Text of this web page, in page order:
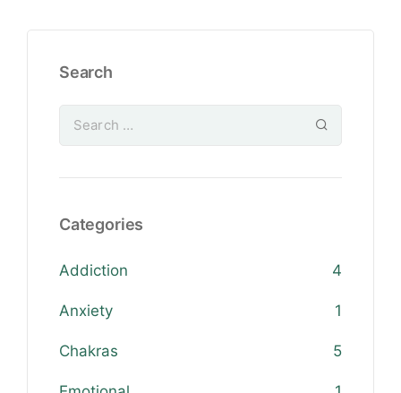
Search
Categories
Addiction 4
Anxiety 1
Chakras 5